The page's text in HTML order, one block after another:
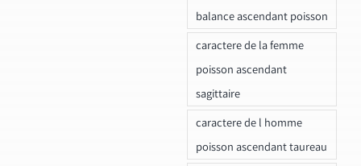
balance ascendant poisson
caractere de la femme
poisson ascendant
sagittaire
caractere de l homme
poisson ascendant taureau